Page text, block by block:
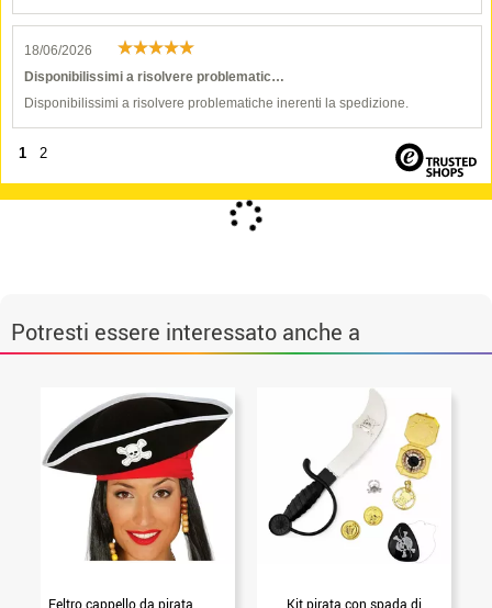
18/06/2026
Disponibilissimi a risolvere problematic…
Disponibilissimi a risolvere problematiche inerenti la spedizione.
1 2
Potresti essere interessato anche a
Feltro cappello da pirata Kit pirata con spada di